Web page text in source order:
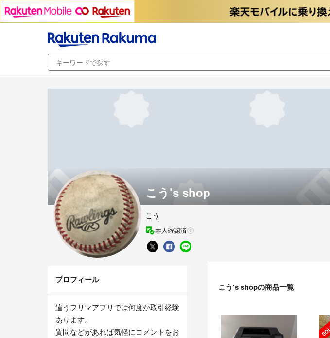
こう's shop
こう
本人確認済
こう's shopの商品一覧
プロフィール
違うフリマアプリでは何度か取引経験
あります。
質問などがあれば気軽にコメントをお